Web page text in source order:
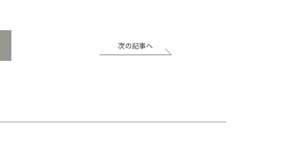
次の記事へ